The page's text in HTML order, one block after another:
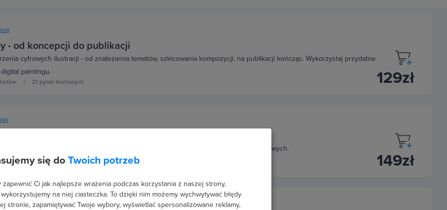
- od koncepcji do publikacji
cyfrowych ilustracji - od znalezienia tematów, szkicowania kompozycji, na publikacji kończąc. Wykorzystaj przydatne
paintingu.
21 pytań testowych 129zł
od podstaw
Procreate i wykorzystaj swój tablet do tworzenia niesamowitych rysunków cyfrowych.
18 pytań testowych 149zł
się do Twoich potrzeb
zapewnić Ci jak najlepsze wrażenia podczas korzystania z naszej strony,
na niej ciasteczka. To dzięki nim możemy wychwytywać błędy
stronie, zapamiętywać Twoje wybory, wyświetlać spersonalizowane reklamy,